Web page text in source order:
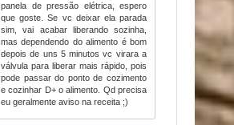
panela de pressão elétrica, espero
que goste. Se vc deixar ela parada
sim, vai acabar liberando sozinha,
mas dependendo do alimento é bom
depois de uns 5 minutos vc virara a
válvula para liberar mais rápido, pois
pode passar do ponto de cozimento
e cozinhar D+ o alimento. Qd precisa
eu geralmente aviso na receita ;)